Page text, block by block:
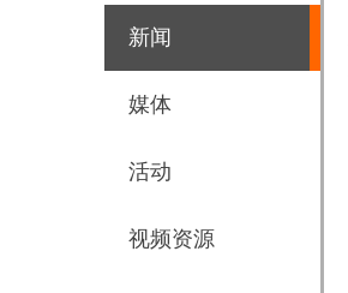
新闻
媒体
活动
视频资源